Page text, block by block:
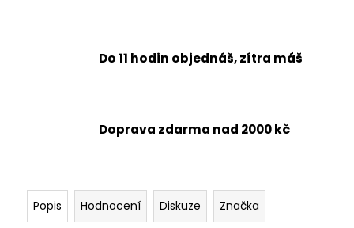
Do 11 hodin objednáš, zítra máš
Doprava zdarma nad 2000 kč
Popis Hodnocení Diskuze Značka